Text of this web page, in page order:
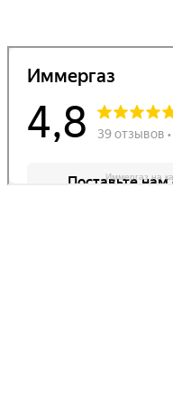
Иммергаз на